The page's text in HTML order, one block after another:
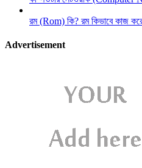
রম (Rom) কি? রম কিভাবে কাজ
Advertisement